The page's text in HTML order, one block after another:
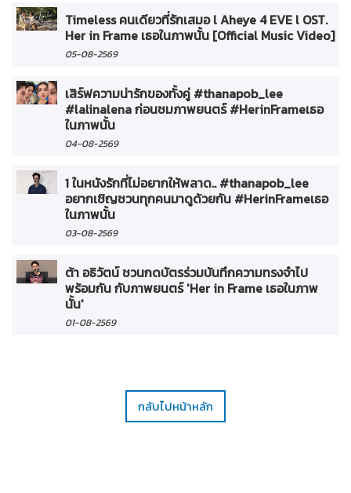
Timeless คนเดียวที่รักเสมอ l Aheye 4 EVE l OST.
Her in Frame เธอในภาพนั้น [Official Music Video]
05-08-2569
เสิร์ฟความน่ารักของทั้งคู่ #thanapob_lee
#lalinalena ก่อนชมภาพยนตร์ #HerinFrameเธอ
ในภาพนั้น
04-08-2569
1 ในหนังรักที่ไม่อยากให้พลาด.. #thanapob_lee
อยากเชิญชวนทุกคนมาดูด้วยกัน #HerinFrameเธอ
ในภาพนั้น
03-08-2569
ต้า อธิวัตน์ ชวนกดบัตรร่วมบันทึกความทรงจำไป
พร้อมกัน กับภาพยนตร์ 'Her in Frame เธอในภาพ
นั้น'
01-08-2569
กลับไปหน้าหลัก